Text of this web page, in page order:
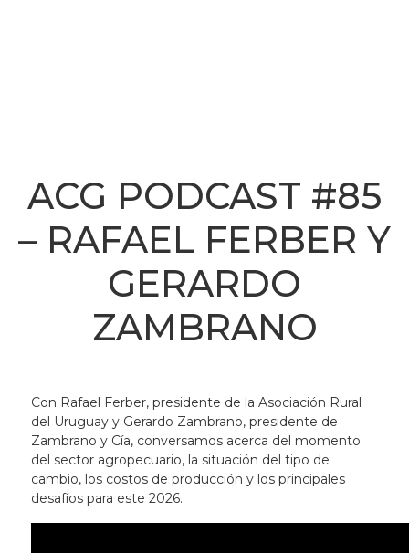
ACG PODCAST #85
– RAFAEL FERBER Y
GERARDO
ZAMBRANO
Con Rafael Ferber, presidente de la Asociación Rural
del Uruguay y Gerardo Zambrano, presidente de
Zambrano y Cía, conversamos acerca del momento
del sector agropecuario, la situación del tipo de
cambio, los costos de producción y los principales
desafíos para este 2026.